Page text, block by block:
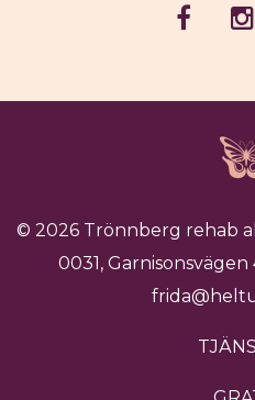
© 2026 Trönnberg rehab
0031,